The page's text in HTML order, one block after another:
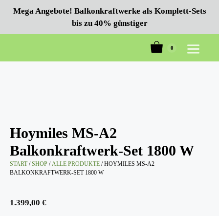
Mega Angebote! Balkonkraftwerke als Komplett-Sets
bis zu 40% günstiger
0
Menü
Hoymiles MS-A2
Balkonkraftwerk-Set 1800 W
START/SHOP /ALLE PRODUKTE / HOYMILES MS-A2
BALKONKRAFTWERK-SET 1800 W
1.399,00 €